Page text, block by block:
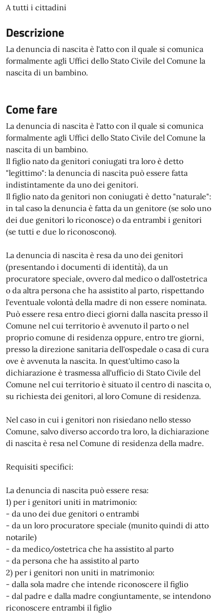
A tutti i cittadini
Descrizione
La denuncia di nascita è l'atto con il quale si comunica
formalmente agli Uffici dello Stato Civile del Comune la
nascita di un bambino.
Come fare
La denuncia di nascita è l'atto con il quale si comunica
formalmente agli Uffici dello Stato Civile del Comune la
nascita di un bambino.
Il figlio nato da genitori coniugati tra loro è detto
"legittimo": la denuncia di nascita può essere fatta
indistintamente da uno dei genitori.
Il figlio nato da genitori non coniugati è detto "naturale":
in tal caso la denuncia è fatta da un genitore (se solo uno
dei due genitori lo riconosce) o da entrambi i genitori
(se tutti e due lo riconoscono).
La denuncia di nascita è resa da uno dei genitori
(presentando i documenti di identità), da un
procuratore speciale, ovvero dal medico o dall'ostetrica
o da altra persona che ha assistito al parto, rispettando
l'eventuale volontà della madre di non essere nominata.
Può essere resa entro dieci giorni dalla nascita presso il
Comune nel cui territorio è avvenuto il parto o nel
proprio comune di residenza oppure, entro tre giorni,
presso la direzione sanitaria dell'ospedale o casa di cura
ove è avvenuta la nascita. In quest'ultimo caso la
dichiarazione è trasmessa all'ufficio di Stato Civile del
Comune nel cui territorio è situato il centro di nascita o,
su richiesta dei genitori, al loro Comune di residenza.
Nel caso in cui i genitori non risiedano nello stesso
Comune, salvo diverso accordo tra loro, la dichiarazione
di nascita è resa nel Comune di residenza della madre.
Requisiti specifici:
La denuncia di nascita può essere resa:
1) per i genitori uniti in matrimonio:
- da uno dei due genitori o entrambi
- da un loro procuratore speciale (munito quindi di atto
notarile)
- da medico/ostetrica che ha assistito al parto
- da persona che ha assistito al parto
2) per i genitori non uniti in matrimonio:
- dalla sola madre che intende riconoscere il figlio
- dal padre e dalla madre congiuntamente, se intendono
riconoscere entrambi il figlio